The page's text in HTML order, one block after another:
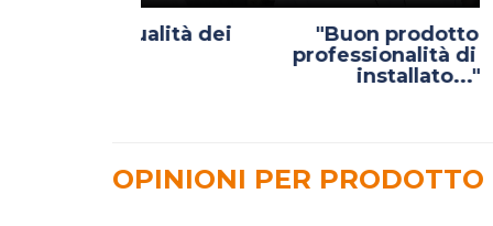
"Buon prodotto e la
professionalità di chi ha
installato..."
OPINIONI PER PRODOTTO